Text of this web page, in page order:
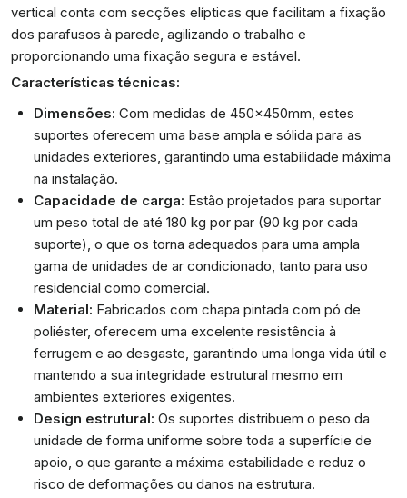
vertical conta com secções elípticas que facilitam a fixação
dos parafusos à parede, agilizando o trabalho e
proporcionando uma fixação segura e estável.
Características técnicas:
Dimensões: Com medidas de 450x450mm, estes
suportes oferecem uma base ampla e sólida para as
unidades exteriores, garantindo uma estabilidade máxima
na instalação.
Capacidade de carga: Estão projetados para suportar
um peso total de até 180 kg por par (90 kg por cada
suporte), o que os torna adequados para uma ampla
gama de unidades de ar condicionado, tanto para uso
residencial como comercial.
Material: Fabricados com chapa pintada com pó de
poliéster, oferecem uma excelente resistência à
ferrugem e ao desgaste, garantindo uma longa vida útil e
mantendo a sua integridade estrutural mesmo em
ambientes exteriores exigentes.
Design estrutural: Os suportes distribuem o peso da
unidade de forma uniforme sobre toda a superfície de
apoio, o que garante a máxima estabilidade e reduz o
risco de deformações ou danos na estrutura.